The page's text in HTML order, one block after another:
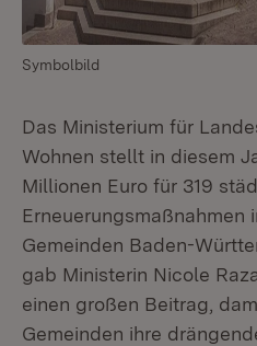
Symbolbild
Das Ministerium für
Wohnen stellt in diesem
Millionen Euro für 319
Erneuerungsmaßnahmen
Gemeinden Baden-
gab Ministerin Nicole
einen großen Beitrag,
Gemeinden ihre